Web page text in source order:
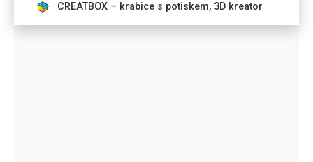
CREATBOX – krabice s potiskem, 3D kreator